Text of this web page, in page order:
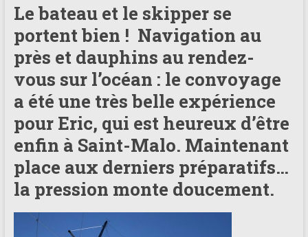
Le bateau et le skipper se
portent bien ! Navigation au
près et dauphins au rendez-
vous sur l’océan : le convoyage
a été une très belle expérience
pour Eric, qui est heureux d’être
enfin à Saint-Malo. Maintenant
place aux derniers préparatifs…
la pression monte doucement.